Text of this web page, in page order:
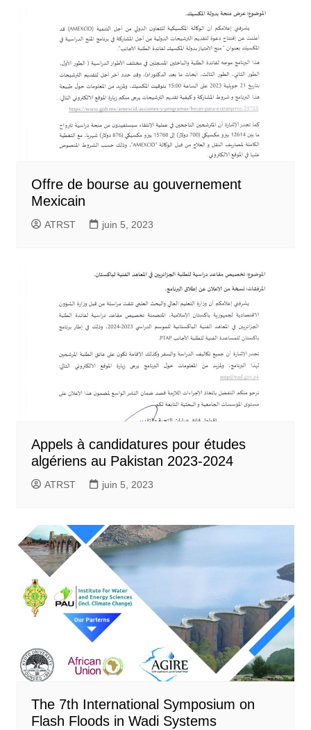
Offre de bourse au gouvernement
Mexicain
ATRST juin 5, 2023
Appels à candidatures pour études
algériens au Pakistan 2023-2024
ATRST juin 5, 2023
The 7th International Symposium on
Flash Floods in Wadi Systems